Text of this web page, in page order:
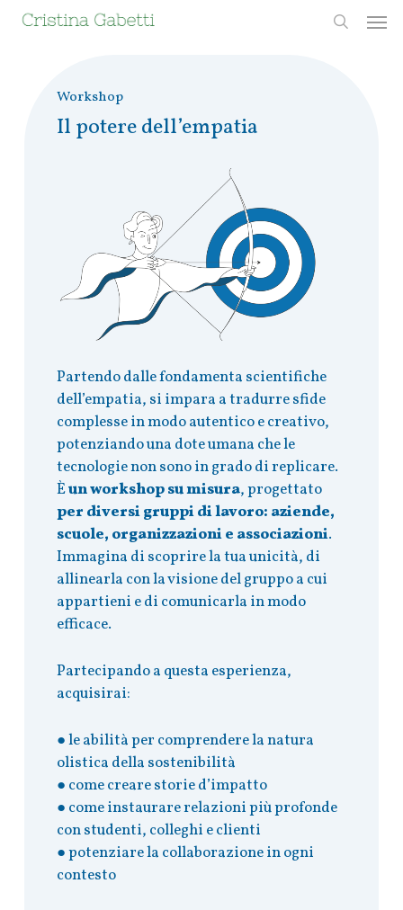
Skip
Workshop
Il potere dell’empatia
Partendo dalle fondamenta scientifiche
dell’empatia, si impara a tradurre sfide
complesse in modo autentico e creativo,
potenziando una dote umana che le
tecnologie non sono in grado di replicare.
Èun workshop su misura, progettato
per diversi gruppi di lavoro: aziende,
scuole, organizzazioni e associazioni.
Immagina di scoprire la tua unicità, di
allinearla con la visione del gruppo a cui
appartieni e di comunicarla in modo
efficace.
Partecipando a questa esperienza,
acquisirai:
● le abilità per comprendere la natura
olistica della sostenibilità
● come creare storie d’impatto
● come instaurare relazioni più profonde
con studenti, colleghi e clienti
● potenziare la collaborazione in ogni
contesto